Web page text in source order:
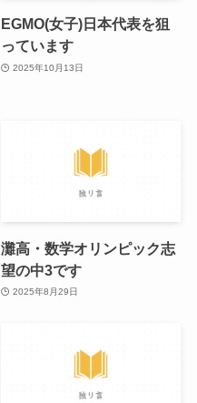
EGMO(女子)日本代表を狙
っています
2025年10月13日
灘高・数学オリンピック志
望の中3です
2025年8月29日